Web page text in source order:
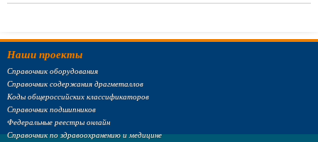
Наши проекты
Справочник оборудования
Справочник содержания драгметаллов
Коды общероссийских классификаторов
Справочник подшипников
Федеральные реестры онлайн
Справочник по здравоохранению и медицине